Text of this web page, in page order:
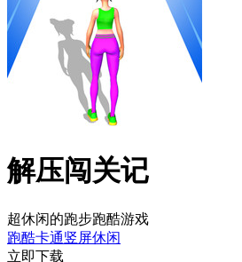
解压闯关记
超休闲的跑步跑酷游戏
跑酷卡通竖屏休闲
立即下载